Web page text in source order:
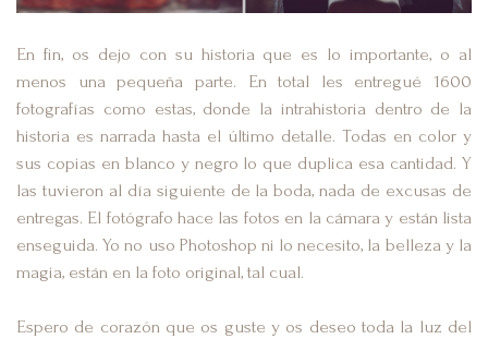
En fin, os dejo con su historia que es lo importante, o al
menos una pequeña parte. En total les entregué 1600
fotografías como estas, donde la intrahistoria dentro de la
historia es narrada hasta el último detalle. Todas en color y
sus copias en blanco y negro lo que duplica esa cantidad. Y
las tuvieron al día siguiente de la boda, nada de excusas de
entregas. El fotógrafo hace las fotos en la cámara y están lista
enseguida. Yo no uso Photoshop ni lo necesito, la belleza y la
magia, están en la foto original, tal cual.
Espero de corazón que os guste y os deseo toda la luz del